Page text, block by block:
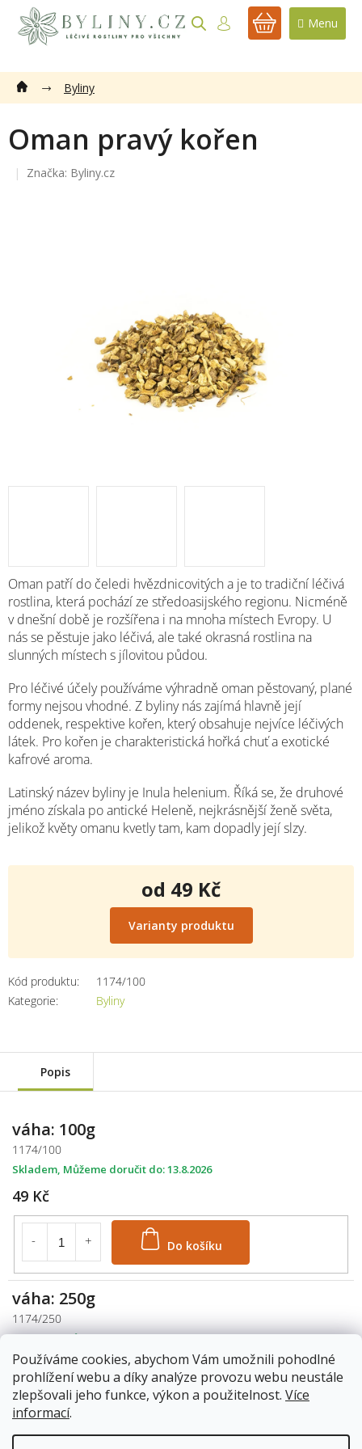
Používáme cookies, abychom Vám umožnili pohodlné
prohlížení webu a díky analýze provozu webu neustále
zlepšovali jeho funkce, výkon a použitelnost. Více
informací.
obsah
NÁKUPNÍ
Byliny
Oman pravý kořen
Značka: Byliny.cz
Oman patří do čeledi hvězdnicovitých a je to tradiční léčivá
rostlina, která pochází ze středoasijského regionu. Nicméně
v dnešní době je rozšířena i na mnoha místech Evropy. U
nás se pěstuje jako léčivá, ale také okrasná rostlina na
slunných místech s jílovitou půdou.
Pro léčivé účely používáme výhradně oman pěstovaný, plané
formy nejsou vhodné. Z byliny nás zajímá hlavně její
oddenek, respektive kořen, který obsahuje nejvíce léčivých
látek. Pro kořen je charakteristická hořká chuť a exotické
kafrové aroma.
Latinský název byliny je Inula helenium. Říká se, že druhové
jméno získala po antické Heleně, nejkrásnější ženě světa,
jelikož květy omanu kvetly tam, kam dopadly její slzy.
Kód produktu:
1174/100
Kategorie: Byliny
od 49 Kč
Měrná
cena:
Varianty produktu
Popis
váha: 100g
1174/100
49 Kč
Do košíku
Skladem 13.8.2026
váha: 250g
1174/250
99 Kč
Do košíku
Skladem 13.8.2026